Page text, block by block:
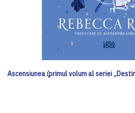
Ascensiunea (primul volum al seriei